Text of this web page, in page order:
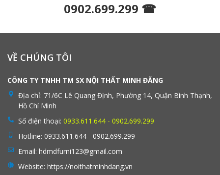
0902.699.299 ☎
VỀ CHÚNG TÔI
CÔNG TY TNHH TM SX NỘI THẤT MINH ĐĂNG
Địa chỉ: 71/6C Lê Quang Định, Phường 14, Quận Bình Thạnh,
Hồ Chí Minh
Số điện thoại: 0933.611.644 - 0902.699.299
Hotline: 0933.611.644 - 0902.699.299
Email: hdmdfurni123@gmail.com
Website: https://noithatminhdang.vn